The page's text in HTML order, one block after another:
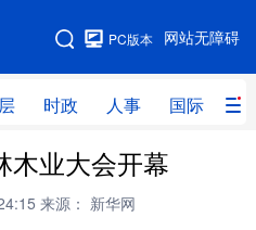
网站无障碍
PC版本
时政 人事 国际 财
地图
时政
网评
木业大会开幕
来源： 新华网